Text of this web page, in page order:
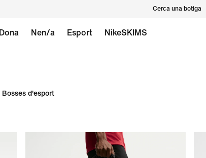
Cerca una botiga
Dona Nen/a Esport NikeSKIMS
Bosses d'esport